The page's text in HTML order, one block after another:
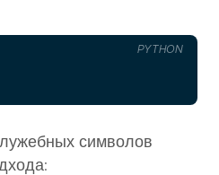
PYTHON
символов